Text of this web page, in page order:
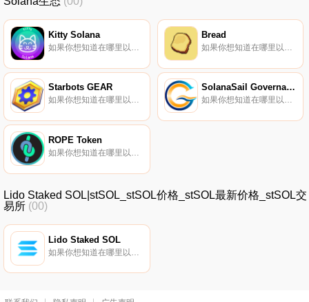
Kitty Solana Bread
Starbots GEAR
如果你想知道在哪里以当前价格购买Starbots GEAR,目前交易{Starbots GEAR]股票的顶级加密货币交易所是Raydium。您可以在我们的加密货币交易所页面上找到其他列表.
SolanaSail Governance Token
如果你想知道在哪里以当前价格购买SolanaSail Governance Token,目前交易{SolanaSail Governance Token]股票的顶级加密货币交易所是Bitrue。您可以在我们的加密货币交易所页面上找到其他列表.
ROPE Token
如果你想知道在哪里以当前价格购买ROPE Token,目前交易{ROPE Token]股票的顶级加密货币交易所是Raydium。您可以在我们的加密货币交易所页面上找到其他列表。ROPE,一个全面的去中心化生态系统,带来了众所周知的“；市场波动率指数；加密货币市场.
Lido Staked SOL|stSOL_stSOL价格_stSOL最新价格_stSOL交
易所 (00)
Lido Staked SOL